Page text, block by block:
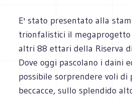
E' stato presentato alla
trionfalistici il
altri 88 ettari della Riserva
Dove oggi pascolano i daini
possibile sorprendere voli di
beccacce, sullo splendido